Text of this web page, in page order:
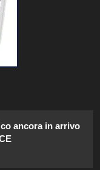
ancora in arrivo